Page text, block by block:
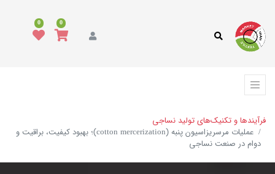
0
0
فرآیندها و تکنیک‌های تولید نساجی
عملیات مرسریزاسیون پنبه (cotton mercerization)؛ بهبود کیفیت، براقیت و
دوام در صنعت نساجی